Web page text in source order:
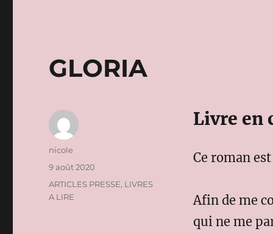
GLORIA
Livre en
Ce roman
Afin de me
qui ne me
Auteur
nicole
Publié
9 août 2020
Catégories
ARTICLES PRESSE, LIVRES
A LIRE